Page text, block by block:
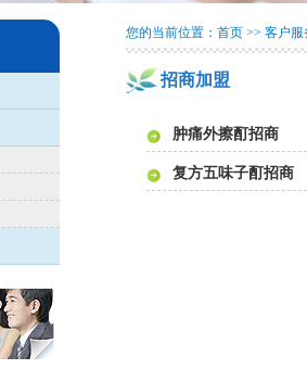
您的当前位置：首页 >> 客户
招商加盟
肿痛外擦酊招商
复方五味子酊招商